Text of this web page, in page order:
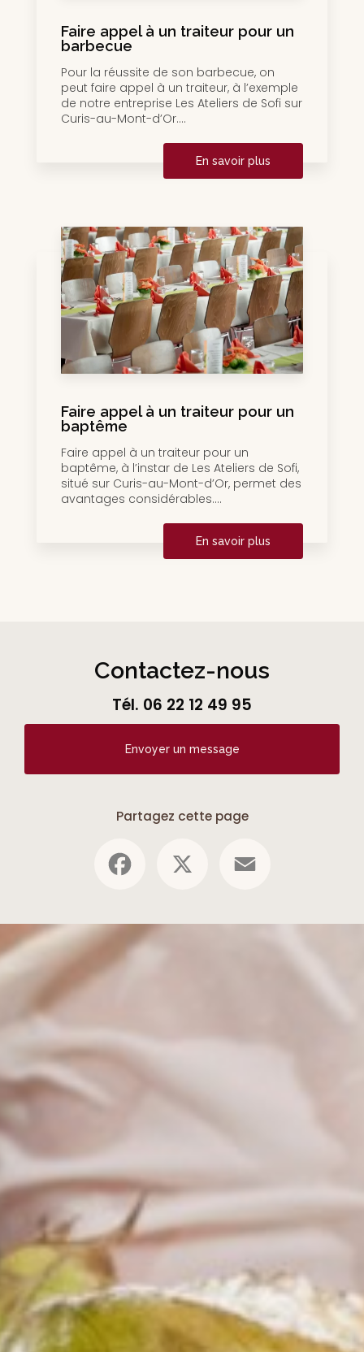
Faire appel à un traiteur pour un
barbecue
Pour la réussite de son barbecue, on
peut faire appel à un traiteur, à l’exemple
de notre entreprise Les Ateliers de Sofi sur
Curis-au-Mont-d’Or....
En savoir plus
Faire appel à un traiteur pour un
baptême
Faire appel à un traiteur pour un
baptême, à l’instar de Les Ateliers de Sofi,
situé sur Curis-au-Mont-d’Or, permet des
avantages considérables....
En savoir plus
Contactez-nous
Tél. 06 22 12 49 95
Envoyer un message
Partagez cette page